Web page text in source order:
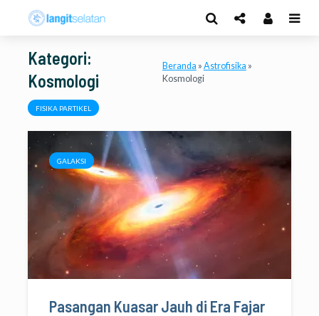
Kategori:
Kosmologi
Beranda » Astrofisika »
Kosmologi
FISIKA PARTIKEL
GALAKSI
Pasangan Kuasar Jauh di Era Fajar